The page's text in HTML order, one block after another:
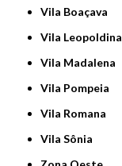
Vila Boaçava
Vila Leopoldina
Vila Madalena
Vila Pompeia
Vila Romana
Vila Sônia